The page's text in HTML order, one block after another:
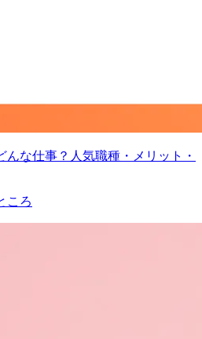
な仕事？人気職種・メリット・
ころ